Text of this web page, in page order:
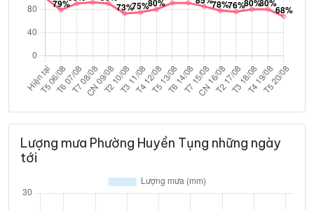
Lượng mưa Phường Huyền Tụng những ngày
tới